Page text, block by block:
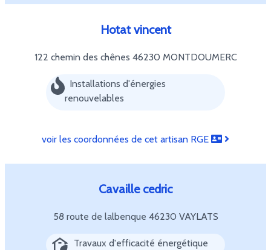
Hotat vincent
122 chemin des chênes 46230 MONTDOUMERC
Installations d'énergies
renouvelables
voir les coordonnées de cet artisan RGE
Cavaille cedric
58 route de lalbenque 46230 VAYLATS
Travaux d'efficacité énergétique